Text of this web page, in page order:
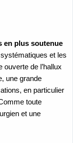
en plus soutenue
et les
de l’hallux
une grande
en particulier
toute
et une